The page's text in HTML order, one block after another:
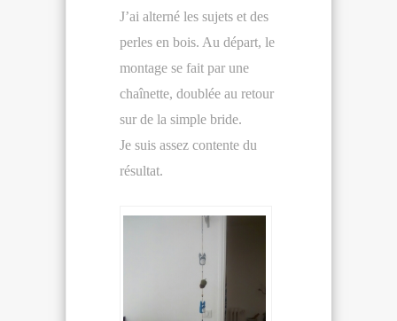
J’ai alterné les sujets et des
perles en bois. Au départ, le
montage se fait par une
chaînette, doublée au retour
sur de la simple bride.
Je suis assez contente du
résultat.